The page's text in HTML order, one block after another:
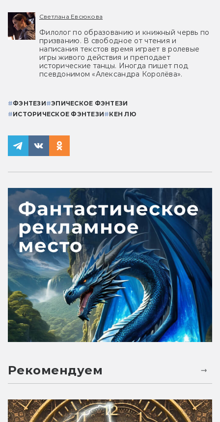
Светлана Евсюкова
Филолог по образованию и книжный червь по
призванию. В свободное от чтения и
написания текстов время играет в ролевые
игры живого действия и преподает
исторические танцы. Иногда пишет под
псевдонимом «Александра Королёва».
#ФЭНТЕЗИ#ЭПИЧЕСКОЕ ФЭНТЕЗИ
#ИСТОРИЧЕСКОЕ ФЭНТЕЗИ#КЕН ЛЮ
Рекомендуем